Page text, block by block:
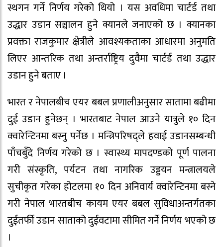
स्थगन गर्ने निर्णय गरेको थियो । यस अवधिमा चार्टर्ड तथा
उद्धार उडान सञ्चालन हुने क्यानले जनाएको छ । क्यानका
प्रवक्ता राजकुमार क्षेत्रीले आवश्यकताका आधारमा अनुमति
लिएर आन्तरिक तथा अन्तर्राष्ट्रिय दुवैमा चार्टर्ड तथा उद्धार
उडान हुने बताए ।
भारत र नेपालबीच एयर बबल प्रणालीअनुसार सातामा बढीमा
दुई उडान हुनेछन् । भारतबाट नेपाल आउने यात्रुले १० दिन
क्वारेन्टिनमा बस्नु पर्नेछ । मन्त्रिपरिषद्ले हवाई उडानसम्बन्धी
पाँचबुँदे निर्णय गरेको छ । स्वास्थ्य मापदण्डको पूर्ण पालना
गरी संस्कृति, पर्यटन तथा नागरिक उड्डयन मन्त्रालयले
सुचीकृत गरेका होटलमा १० दिन अनिवार्य क्वारेन्टिनमा बस्ने
गरी नेपाल भारतबीच कायम एयर बबल सुविधाअन्तर्गतका
दुईतर्फी उडान साताको दुईवटामा सीमित गर्ने निर्णय भएको छ
।